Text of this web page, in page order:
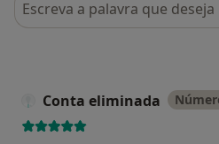
Conta eliminada